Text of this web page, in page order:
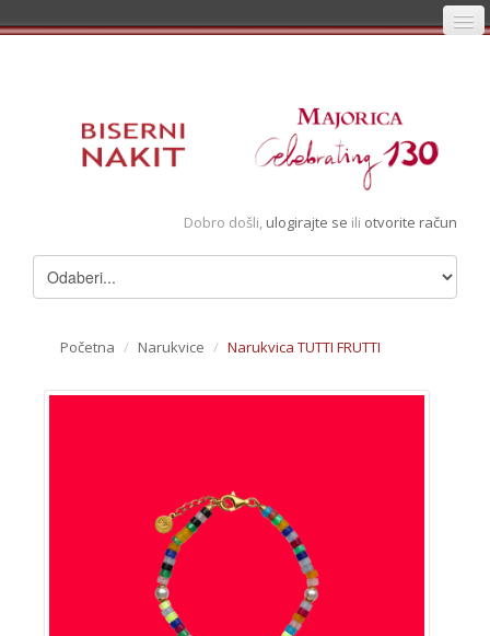
Registracija
Pregledani artikli
Dobro došli, ulogirajte se ili otvorite račun
Početna / Narukvice / Narukvica TUTTI FRUTTI